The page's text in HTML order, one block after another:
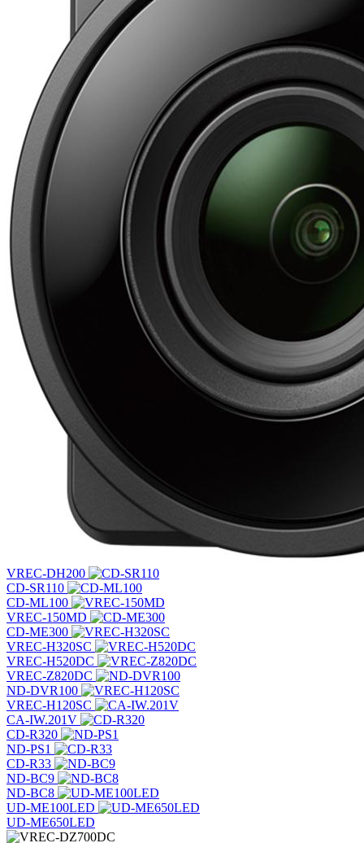
VREC-DH200
CD-SR110
CD-ML100
VREC-150MD
CD-ME300
VREC-H320SC
VREC-H520DC
VREC-Z820DC
ND-DVR100
VREC-H120SC
CA-IW.201V
CD-R320
ND-PS1
CD-R33
ND-BC9
ND-BC8
UD-ME100LED
UD-ME650LED